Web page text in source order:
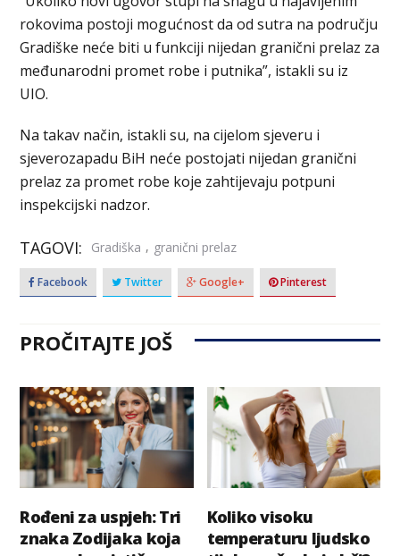
rokovima postoji mogućnost da od sutra na području
Gradiške neće biti u funkciji nijedan granični prelaz za
međunarodni promet robe i putnika”, istakli su iz
UIO.
Na takav način, istakli su, na cijelom sjeveru i
sjeverozapadu BiH neće postojati nijedan granični
prelaz za promet robe koje zahtijevaju potpuni
inspekcijski nadzor.
TAGOVI: Gradiška , granični prelaz
Facebook Twitter Google+ Pinterest
PROČITAJTE JOŠ
Rođeni za uspjeh: Tri
znaka Zodijaka koja
Koliko visoku
temperaturu ljudsko